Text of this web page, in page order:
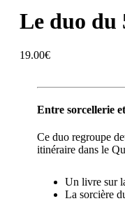
Le duo du
19.00€
Entre sorcellerie
Ce duo regroupe
itinéraire dans le
Un livre sur
La sorcière